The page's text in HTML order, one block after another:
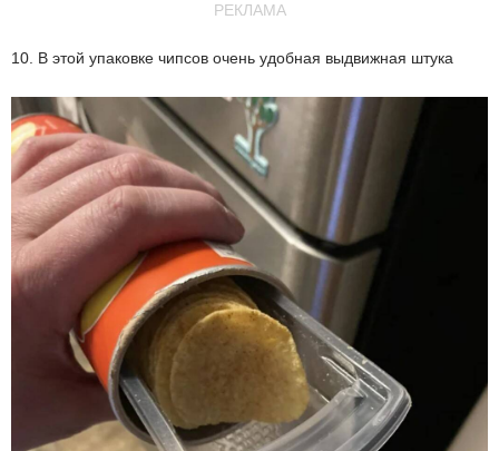
РЕКЛАМА
10. В этой упаковке чипсов очень удобная выдвижная штука